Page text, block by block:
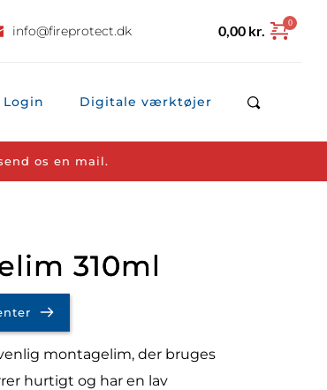
info@fireprotect.dk 0,00 kr.
Login Digitale værktøjer
os en mail.
310ml
montagelim, der bruges
hurtigt og har en lav